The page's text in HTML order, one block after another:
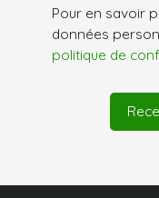
Pour en savoir
données
politique de